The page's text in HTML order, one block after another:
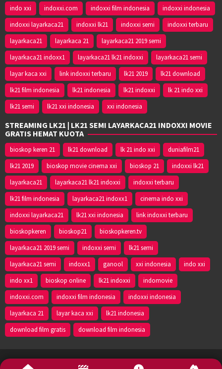
indo xxi
indoxxi.com indoxxi film indonesia
indoxxi indonesia
indoxxi layarkaca21
indoxxi lk21 indoxxi semi
indoxxi terbaru
layarkaca21
layarkaca 21
layarkaca21 2019 semi
layarkaca21 indoxx1
layarkaca21 lk21 indoxxi
layarkaca21 semi
layar kaca xxi
link indoxxi terbaru lk21 2019
lk21 download
lk21 film indonesia
lk21 indonesia lk21 indoxxi
lk 21 indo xxi
lk21 semi
lk21 xxi indonesia xxi indonesia
STREAMING LK21 | LK21 SEMI LAYARKACA21 INDOXXI MOVIE
GRATIS HEMAT KUOTA
bioskop keren 21 lk21 download lk 21 indo xxi
duniafilm21
lk21 2019
bioskop movie cinema xxi bioskop 21
indoxxi lk21
layarkaca21
layarkaca21 lk21 indoxxi
indoxxi terbaru
lk21 film indonesia
layarkaca21 indoxx1
cinema indo xxi
indoxxi layarkaca21
lk21 xxi indonesia
link indoxxi terbaru
bioskopkeren
bioskop21
bioskopkeren.tv
layarkaca21 2019 semi
indoxxi semi
lk21 semi
layarkaca21 semi
indoxx1 ganool xxi indonesia
indo xxi
indo xx1
bioskop online lk21 indoxxi
indomovie
indoxxi.com
indoxxi film indonesia
indoxxi indonesia
layarkaca 21
layar kaca xxi
lk21 indonesia
download film gratis
download film indonesia